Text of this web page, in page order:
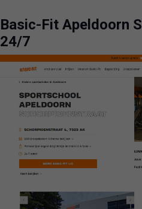
Basic-Fit Apeldoorn
24/7